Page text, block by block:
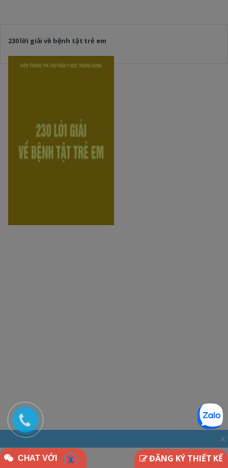
230 lời giải về bệnh tật trẻ em
ĐĂNG KÝ THIẾT KẾ
CHAT VỚI
X HOME -